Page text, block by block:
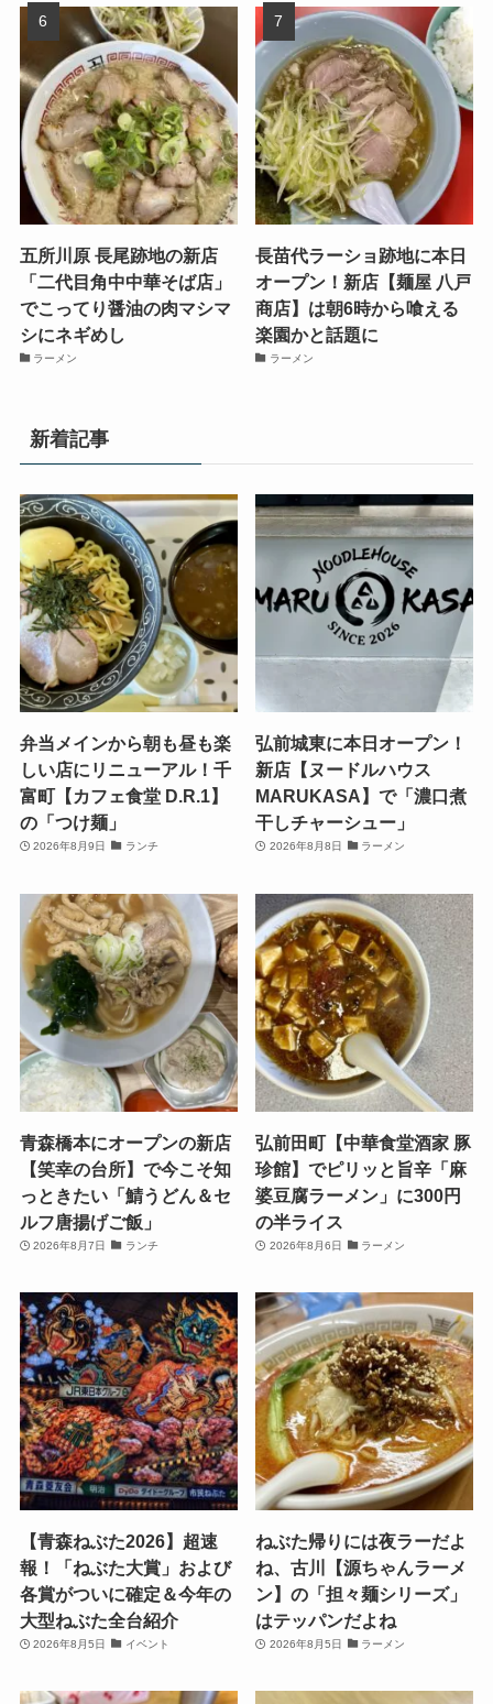
五所川原 長尾跡地の新店
「二代目角中中華そば店」
でこってり醤油の肉マシマ
シにネギめし
ラーメン
長苗代ラーショ跡地に本日
オープン！新店【麺屋 八戸
商店】は朝6時から喰える
楽園かと話題に
ラーメン
新着記事
弁当メインから朝も昼も楽
しい店にリニューアル！千
富町【カフェ食堂 D.R.1】
の「つけ麺」
2026年8月9日 ランチ
弘前城東に本日オープン！
新店【ヌードルハウス
MARUKASA】で「濃口煮
干しチャーシュー」
2026年8月8日 ラーメン
青森橋本にオープンの新店
【笑幸の台所】で今こそ知
っときたい「鯖うどん＆セ
ルフ唐揚げご飯」
2026年8月7日 ランチ
弘前田町【中華食堂酒家 豚
珍館】でピリッと旨辛「麻
婆豆腐ラーメン」に300円
の半ライス
2026年8月6日 ラーメン
【青森ねぶた2026】超速
報！「ねぶた大賞」および
各賞がついに確定＆今年の
大型ねぶた全台紹介
2026年8月5日 イベント
ねぶた帰りには夜ラーだよ
ね、古川【源ちゃんラーメ
ン】の「担々麺シリーズ」
はテッパンだよね
2026年8月5日 ラーメン